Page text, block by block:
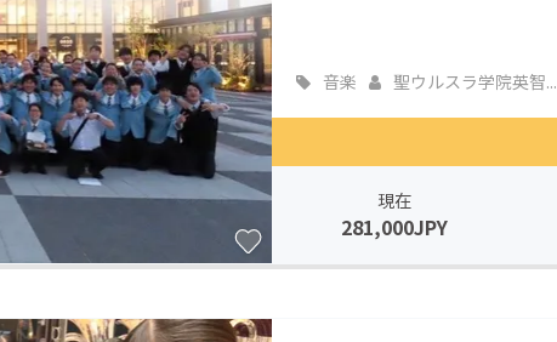
音楽 聖ウルスラ学院英智...
現在
281,000JPY